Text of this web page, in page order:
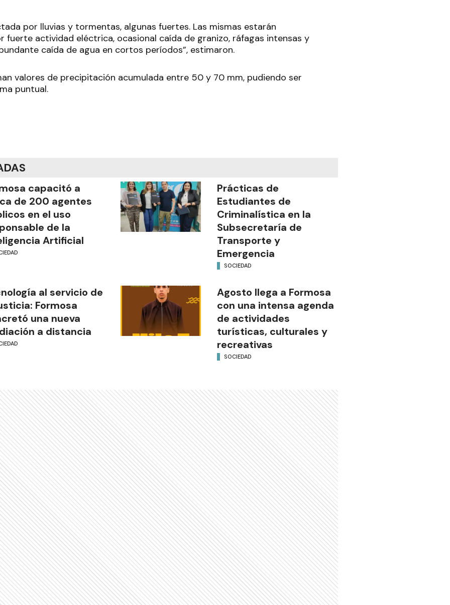
por lluvias y tormentas, algunas fuertes. Las mismas estarán
fuerte actividad eléctrica, ocasional caída de granizo, ráfagas intensas y
caída de agua en cortos períodos”, estimaron.
valores de precipitación acumulada entre 50 y 70 mm, pudiendo ser
puntual.
capacitó a
de 200 agentes
en el uso
de la
Artificial
Prácticas de
Estudiantes de
Criminalística en la
Subsecretaría de
Transporte y
Emergencia
SOCIEDAD
al servicio de
Formosa
una nueva
a distancia
Agosto llega a Formosa
con una intensa agenda
de actividades
turísticas, culturales y
recreativas
SOCIEDAD